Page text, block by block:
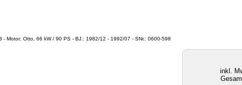
Motor: Otto, 66 kW / 90 PS - BJ.: 1982/12 - 1992/07 - SNr.: 0600-598
inkl.